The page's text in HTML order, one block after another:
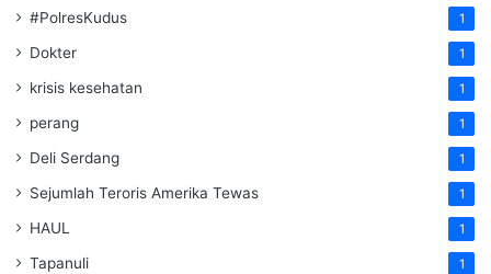
#PolresKudus 1
Dokter 1
krisis kesehatan 1
perang 1
Deli Serdang 1
Sejumlah Teroris Amerika Tewas 1
HAUL 1
Tapanuli 1